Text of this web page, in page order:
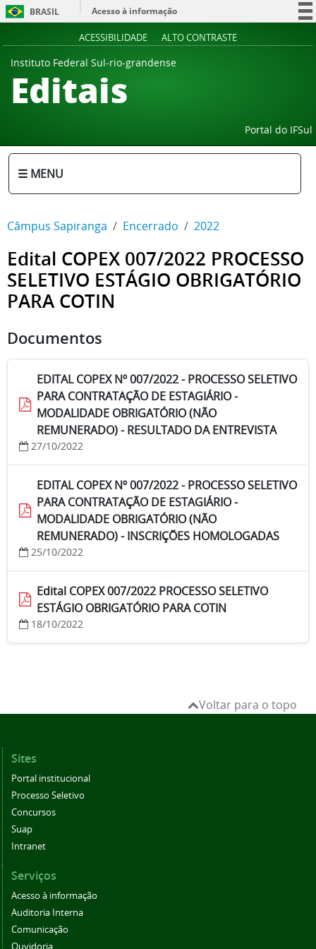
BRASIL
Acesso à informação
ACESSIBILIDADE ALTO CONTRASTE
Instituto Federal Sul-rio-grandense
Editais
Portal do IFSul
☰ MENU
Câmpus Sapiranga Encerrado 2022
Edital COPEX 007/2022 PROCESSO
SELETIVO ESTÁGIO OBRIGATÓRIO
PARA COTIN
Documentos
EDITAL COPEX Nº 007/2022 - PROCESSO SELETIVO
PARA CONTRATAÇÃO DE ESTAGIÁRIO -
MODALIDADE OBRIGATÓRIO (NÃO
REMUNERADO) - RESULTADO DA ENTREVISTA
27/10/2022
EDITAL COPEX Nº 007/2022 - PROCESSO SELETIVO
PARA CONTRATAÇÃO DE ESTAGIÁRIO -
MODALIDADE OBRIGATÓRIO (NÃO
REMUNERADO) - INSCRIÇÕES HOMOLOGADAS
25/10/2022
Edital COPEX 007/2022 PROCESSO SELETIVO
ESTÁGIO OBRIGATÓRIO PARA COTIN
18/10/2022
Voltar para o topo
Sites
Portal institucional
Processo Seletivo
Concursos
Suap
Intranet
Serviços
Acesso à informação
Auditoria Interna
Comunicação